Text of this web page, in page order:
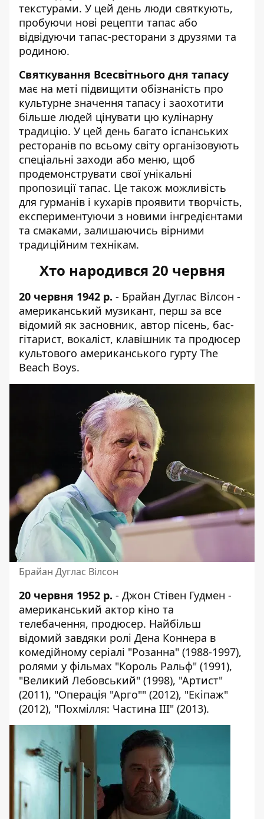
текстурами. У цей день люди святкують,
пробуючи нові рецепти тапас або
відвідуючи тапас-ресторани з друзями та
родиною.
Святкування Всесвітнього дня тапасу
має на меті підвищити обізнаність про
культурне значення тапасу і заохотити
більше людей цінувати цю кулінарну
традицію. У цей день багато іспанських
ресторанів по всьому світу організовують
спеціальні заходи або меню, щоб
продемонструвати свої унікальні
пропозиції тапас. Це також можливість
для гурманів і кухарів проявити творчість,
експериментуючи з новими інгредієнтами
та смаками, залишаючись вірними
традиційним технікам.
Хто народився 20 червня
20 червня 1942 р. - Брайан Дуглас Вілсон -
американський музикант, перш за все
відомий як засновник, автор пісень, бас-
гітарист, вокаліст, клавішник та продюсер
культового американського гурту The
Beach Boys.
Брайан Дуглас Вілсон
20 червня 1952 р. - Джон Стівен Гудмен -
американський актор кіно та
телебачення, продюсер. Найбільш
відомий завдяки ролі Дена Коннера в
комедійному серіалі "Розанна" (1988-1997),
ролями у фільмах "Король Ральф" (1991),
"Великий Лебовський" (1998), "Артист"
(2011), "Операція "Арго"" (2012), "Екіпаж"
(2012), "Похмілля: Частина III" (2013).